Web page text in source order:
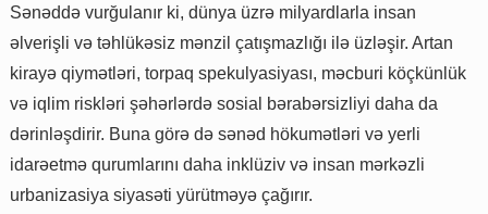
Sənəddə vurğulanır ki, dünya üzrə milyardlarla insan
əlverişli və təhlükəsiz mənzil çatışmazlığı ilə üzləşir. Artan
kirayə qiymətləri, torpaq spekulyasiyası, məcburi köçkünlük
və iqlim riskləri şəhərlərdə sosial bərabərsizliyi daha da
dərinləşdirir. Buna görə də sənəd hökumətləri və yerli
idarəetmə qurumlarını daha inklüziv və insan mərkəzli
urbanizasiya siyasəti yürütməyə çağırır.